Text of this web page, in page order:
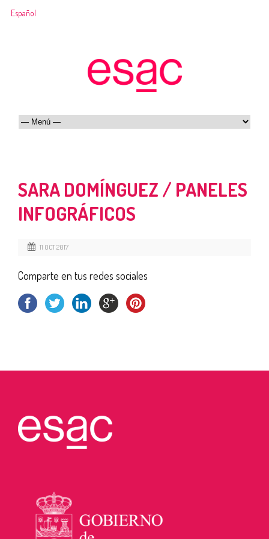
Español
SARA DOMÍNGUEZ / PANELES
INFOGRÁFICOS
11 OCT 2017
Comparte en tus redes sociales